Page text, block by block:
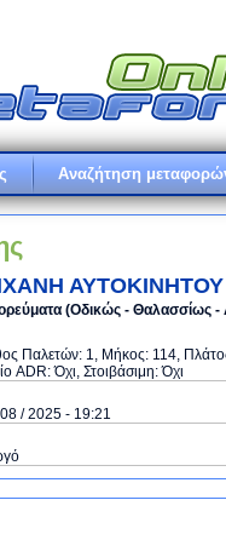
Αναζήτηση
ΑΥΤΟΚΙΝΗΤΟΥ
(Oδικώς - Θαλασσίως
Παλετών: 1, Μήκος: 114,
ADR: Όχι, Στοιβάσιμη: Όχι
/ 2025 - 19:21